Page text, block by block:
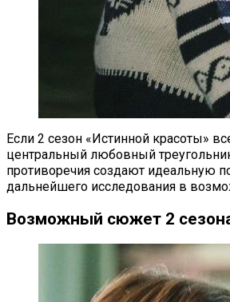
Если 2 сезон «Истинной красоты»
центральный любовный
противоречия создают идеальную
дальнейшего исследования в
Возможный сюжет 2